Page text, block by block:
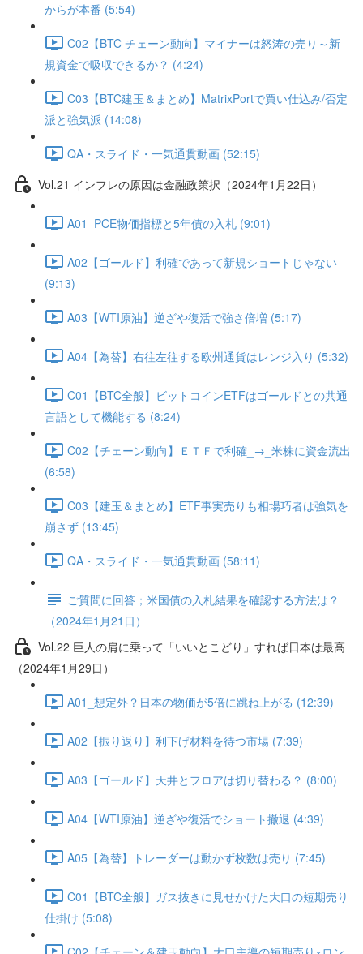
からが本番 (5:54)
C02【BTC チェーン動向】マイナーは怒涛の売り～新
規資金で吸収できるか？ (4:24)
C03【BTC建玉＆まとめ】MatrixPortで買い仕込み/否定
派と強気派 (14:08)
QA・スライド・一気通貫動画 (52:15)
Vol.21 インフレの原因は金融政策択（2024年1月22日）
A01_PCE物価指標と5年債の入札 (9:01)
A02【ゴールド】利確であって新規ショートじゃない
(9:13)
A03【WTI原油】逆ざや復活で強さ倍増 (5:17)
A04【為替】右往左往する欧州通貨はレンジ入り (5:32)
C01【BTC全般】ビットコインETFはゴールドとの共通
言語として機能する (8:24)
C02【チェーン動向】ＥＴＦで利確_→_米株に資金流出
(6:58)
C03【建玉＆まとめ】ETF事実売りも相場巧者は強気を
崩さず (13:45)
QA・スライド・一気通貫動画 (58:11)
ご質問に回答；米国債の入札結果を確認する方法は？
（2024年1月21日）
Vol.22 巨人の肩に乗って「いいとこどり」すれば日本は最高
（2024年1月29日）
A01_想定外？日本の物価が5倍に跳ね上がる (12:39)
A02【振り返り】利下げ材料を待つ市場 (7:39)
A03【ゴールド】天井とフロアは切り替わる？ (8:00)
A04【WTI原油】逆ざや復活でショート撤退 (4:39)
A05【為替】トレーダーは動かず枚数は売り (7:45)
C01【BTC全般】ガス抜きに見せかけた大口の短期売り
仕掛け (5:08)